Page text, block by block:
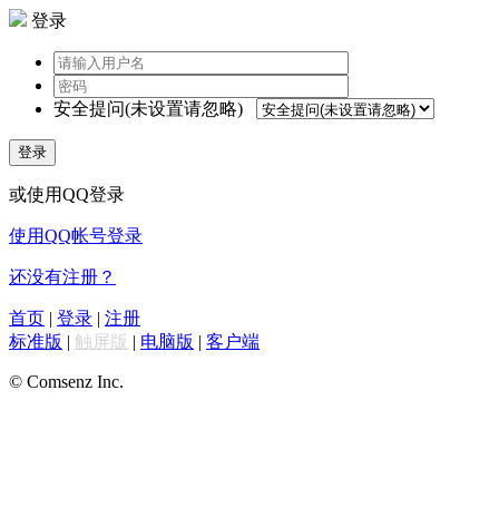
登录
安全提问(未设置请忽略)
登录
或使用QQ登录
使用QQ帐号登录
还没有注册？
首页 | 登录 | 注册
标准版 | 触屏版 | 电脑版 | 客户端
© Comsenz Inc.